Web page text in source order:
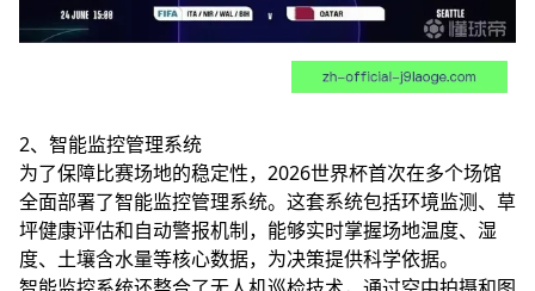
2、智能监控管理系统
为了保障比赛场地的稳定性，2026世界杯首次在多个场馆
全面部署了智能监控管理系统。这套系统包括环境监测、草
坪健康评估和自动警报机制，能够实时掌握场地温度、湿
度、土壤含水量等核心数据，为决策提供科学依据。